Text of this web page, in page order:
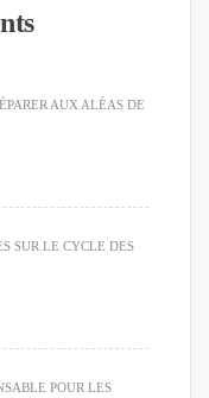
AUX ALÉAS DE
SUR LE CYCLE DES
POUR LES